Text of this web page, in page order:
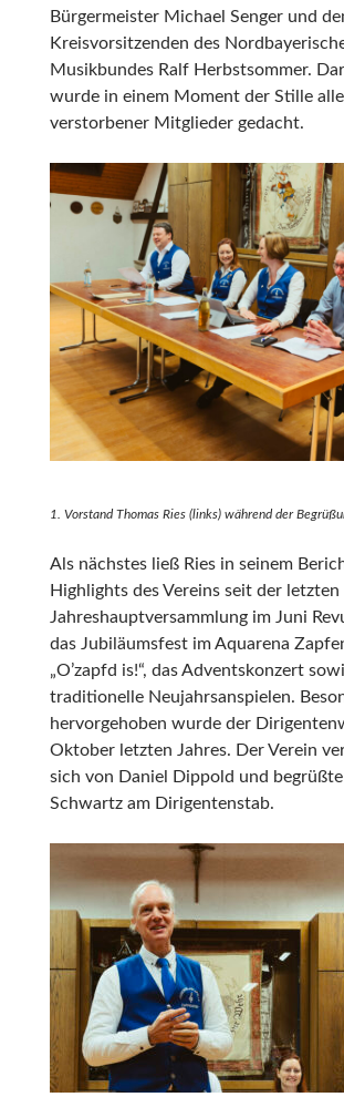
Bürgermeister Michael Senger und
Kreisvorsitzenden des
Musikbundes Ralf Herbstsommer.
wurde in einem Moment der Stille
verstorbener Mitglieder gedacht.
1. Vorstand Thomas Ries (links) während der
Als nächstes ließ Ries in seinem
Highlights des Vereins seit der letzten
Jahreshauptversammlung im Juni
das Jubiläumsfest im Aquarena
„O’zapfd is!“, das Adventskonzert
traditionelle Neujahrsanspielen.
hervorgehoben wurde der
Oktober letzten Jahres. Der Verein
sich von Daniel Dippold und
Schwartz am Dirigentenstab.